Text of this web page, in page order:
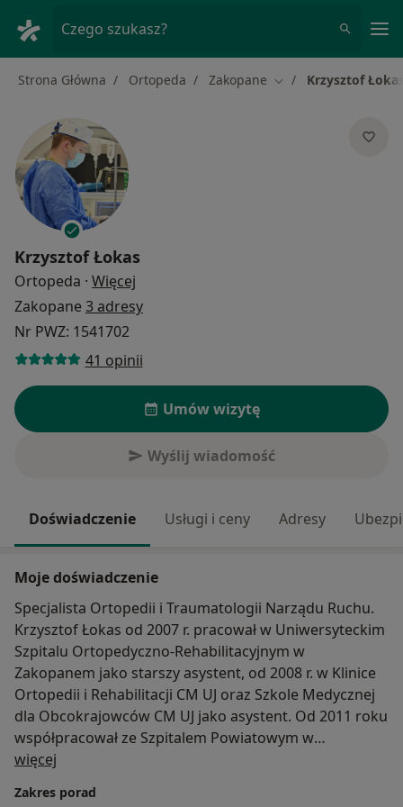
Czego szukasz?
Strona Główna Ortopeda Zakopane Zmień miasto
Krzysztof
Krzysztof Łokas
Ortopeda · Więcej
Zakopane 3 adresy
Nr PWZ: 1541702
41 opinii
Umów wizytę
Wyślij wiadomość
Doświadczenie Usługi i ceny Adresy
Moje doświadczenie
Specjalista Ortopedii i Traumatologii Narządu Ruchu.
Krzysztof Łokas od 2007 r. pracował w Uniwersyteckim
Szpitalu Ortopedyczno-Rehabilitacyjnym w
Zakopanem jako starszy asystent, od 2008 r. w Klinice
Ortopedii i Rehabilitacji CM UJ oraz Szkole Medycznej
dla Obcokrajowców CM UJ jako asystent. Od 2011 roku
współpracował ze Szpitalem Powiatowym w
Zakopanem, a obecnie pracuje także w Podhalańskim
Targu.
więcej
Zakres porad